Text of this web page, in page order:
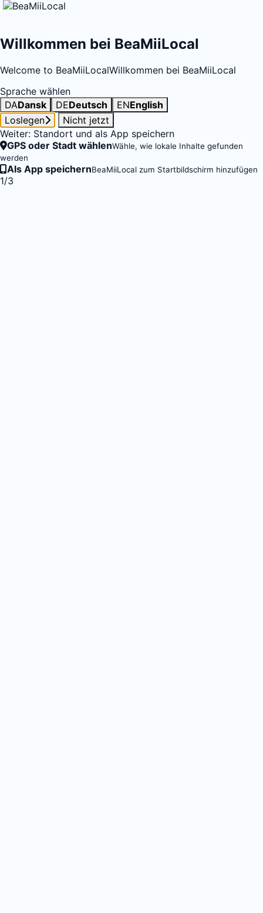
Willkommen bei BeaMiiLocal
Welcome to BeaMiiLocalWillkommen bei BeaMiiLocal
Sprache wählen
DADansk DEDeutsch ENEnglish
Loslegen
Nicht jetzt
Weiter: Standort und als App speichern
GPS oder Stadt wählenWähle, wie lokale Inhalte gefunden
werden
Als App speichernBeaMiiLocal zum Startbildschirm hinzufügen
1/3